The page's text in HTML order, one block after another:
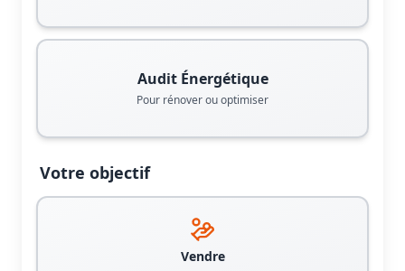
Audit Énergétique
Pour rénover ou optimiser
Votre objectif
Vendre